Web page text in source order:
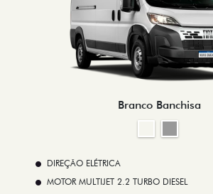
Branco Banchisa
DIREÇÃO ELÉTRICA
MOTOR MULTIJET 2.2 TURBO DIESEL